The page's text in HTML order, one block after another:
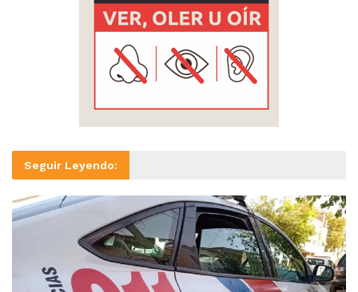
Seguir Leyendo: